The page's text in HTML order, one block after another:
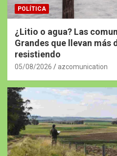
POLÍTICA
¿Litio o agua? Las
Grandes que llevan más
resistiendo
05/08/2026 azcomunication